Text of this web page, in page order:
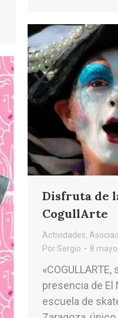
Disfruta de
CogullArte
Actividades,
PorSergio 8
presencia de El
escuela de